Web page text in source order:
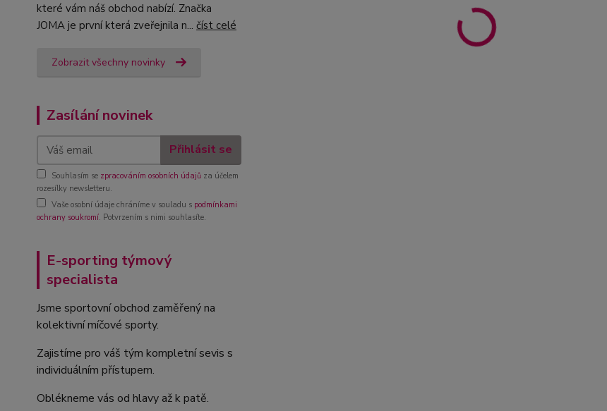
které vám náš obchod nabízí. Značka
JOMA je první která zveřejnila n... číst celé
Zobrazit všechny novinky
Zasílání novinek
Přihlásit se
Souhlasím se zpracováním osobních údajů za účelem
rozesílky newsletteru.
Vaše osobní údaje chráníme v souladu s podmínkami
ochrany soukromí. Potvrzením s nimi souhlasíte.
E-sporting týmový
specialista
Jsme sportovní obchod zaměřený na
kolektivní míčové sporty.
Zajistíme pro váš tým kompletní sevis s
individuálním přístupem.
Oblékneme vás od hlavy až k patě.